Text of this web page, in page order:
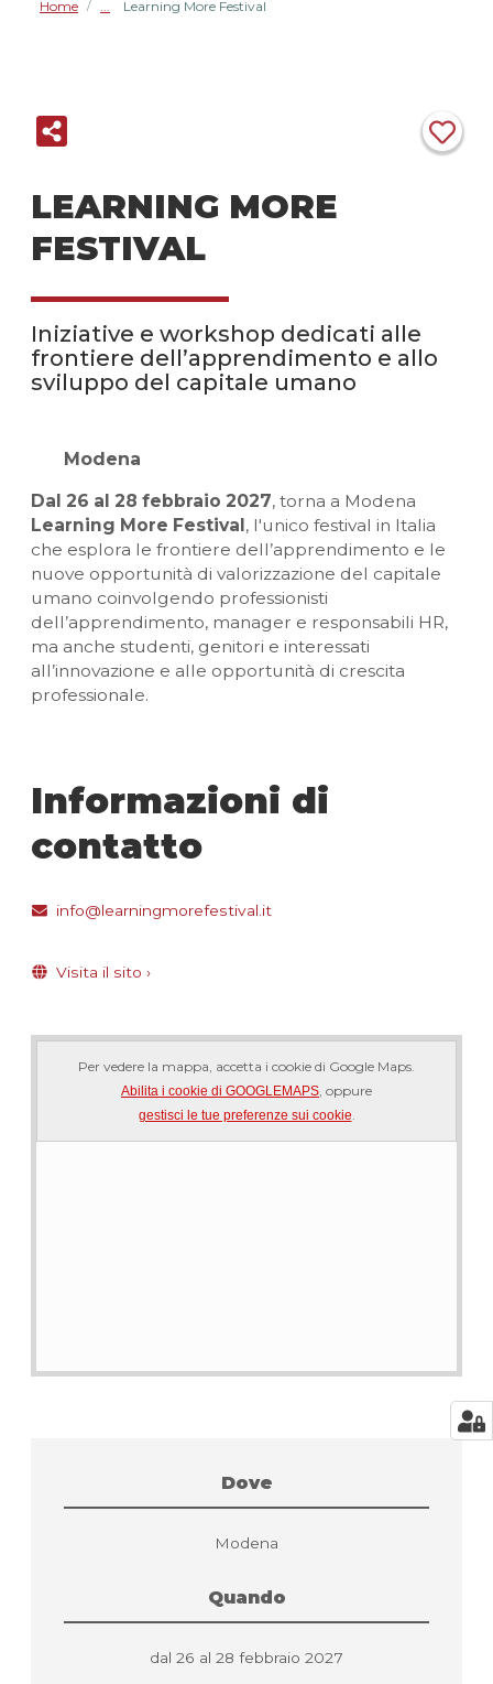
Home / Learning More Festival
LEARNING MORE
FESTIVAL
Iniziative e workshop dedicati alle
frontiere dell’apprendimento e allo
sviluppo del capitale umano
Modena
Dal 26 al 28 febbraio 2027, torna a Modena
Learning More Festival, l'unico festival in Italia
che esplora le frontiere dell’apprendimento e le
nuove opportunità di valorizzazione del capitale
umano coinvolgendo professionisti
dell’apprendimento, manager e responsabili HR,
ma anche studenti, genitori e interessati
all’innovazione e alle opportunità di crescita
professionale.
Informazioni di
contatto
info@learningmorefestival.it
Visita il sito ›
Per vedere la mappa, accetta i cookie di Google Maps.
Abilita i cookie di GOOGLEMAPS, oppure
gestisci le tue preferenze sui cookie.
Dove
Modena
Quando
dal 26 al 28 febbraio 2027